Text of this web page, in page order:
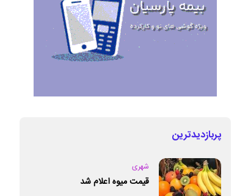
پربازدیدترین
شهری
قیمت میوه اعلام شد